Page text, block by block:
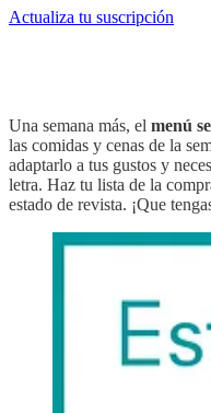
Actualiza tu suscripción
Una semana más, el menú
las comidas y cenas de la
adaptarlo a tus gustos y
letra. Haz tu lista de la
estado de revista. ¡Que